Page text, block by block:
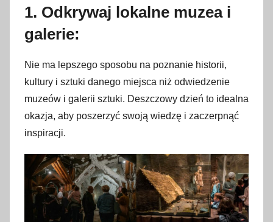
n
2
m
a
r
c
a
1. Odkrywaj lokalne muzea i
galerie:
Nie ma lepszego sposobu na poznanie historii,
kultury i sztuki danego miejsca niż odwiedzenie
muzeów i galerii sztuki. Deszczowy dzień to idealna
okazja, aby poszerzyć swoją wiedzę i zaczerpnąć
inspiracji.